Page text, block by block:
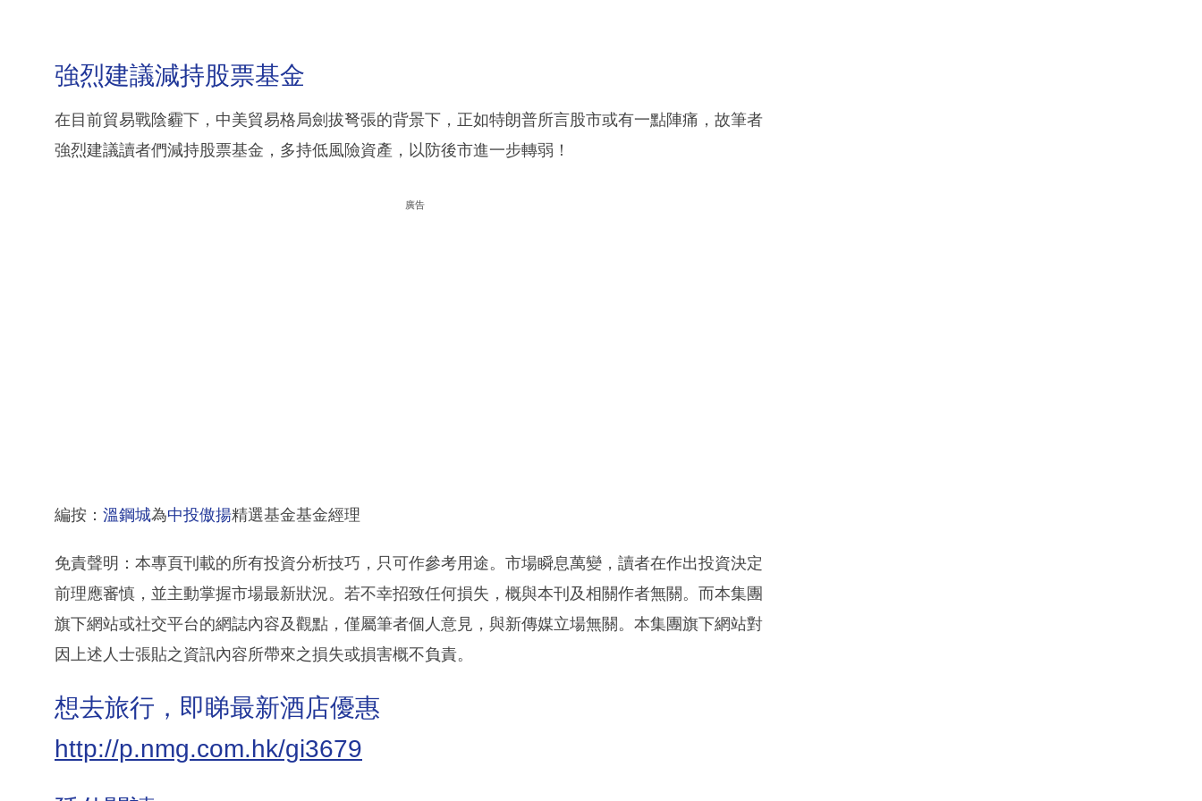
強烈建議減持股票基金
在目前貿易戰陰霾下，中美貿易格局劍拔弩張的背景下，正如特朗普所言股市或有一點陣痛，故筆者
強烈建議讀者們減持股票基金，多持低風險資產，以防後市進一步轉弱！
廣告
編按： 溫鋼城為中投傲揚精選基金基金經理
免責聲明：本專頁刊載的所有投資分析技巧，只可作參考用途。市場瞬息萬變，讀者在作出投資決定
前理應審慎，並主動掌握市場最新狀況。若不幸招致任何損失，概與本刊及相關作者無關。而本集團
旗下網站或社交平台的網誌內容及觀點，僅屬筆者個人意見，與新傳媒立場無關。本集團旗下網站對
因上述人士張貼之資訊內容所帶來之損失或損害概不負責。
想去旅行，即睇最新酒店優惠
http://p.nmg.com.hk/gi3679